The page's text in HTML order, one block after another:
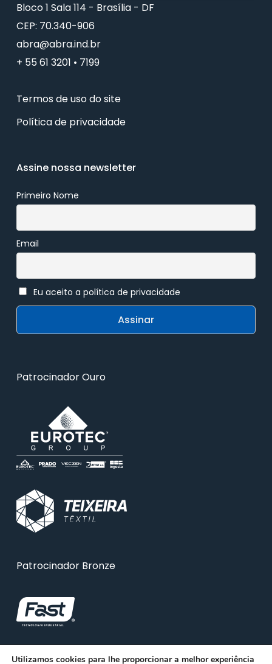
Bloco 1 Sala 114 - Brasília - DF
CEP: 70.340-906
abra@abra.ind.br
+ 55 61 3201 • 7199
Termos de uso do site
Política de privacidade
Assine nossa newsletter
Primeiro Nome
Email
Eu aceito a política de privacidade
Patrocinador Ouro
Patrocinador Bronze
Utilizamos cookies para lhe proporcionar a melhor experiência